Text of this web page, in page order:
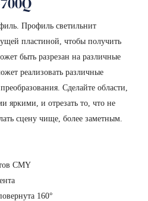
Профиль светильнит
пластиной, чтобы получить
быть разрезан на различные
реализовать различные
Сделайте области,
яркими, и отрезать то, что не
сцену чище, более заметным.
CMY
160°